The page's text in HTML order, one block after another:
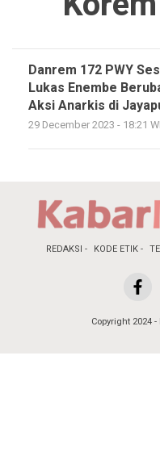
Danrem 172 PWY
Lukas Enembe
Aksi Anarkis di
29 December 2023 - 18:21
REDAKSI KODE ETIK
Copyright 2024